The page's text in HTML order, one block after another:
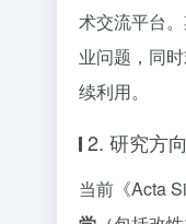
术交流平台
业问题，同
续利用。
2. 研究方
当前《Acta